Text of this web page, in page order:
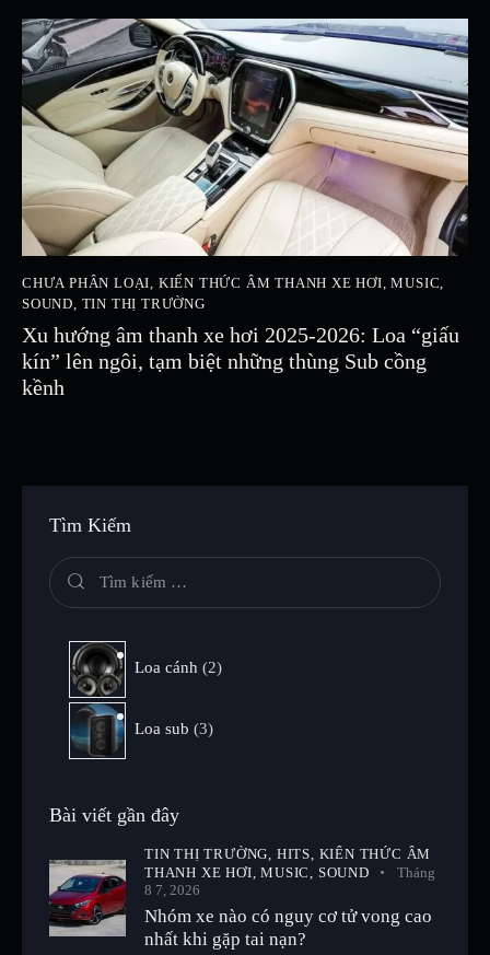
CHƯA PHÂN LOẠI, KIẾN THỨC ÂM THANH XE HƠI,MUSIC,
SOUND, TIN THỊ TRƯỜNG
Xu hướng âm thanh xe hơi 2025-2026: Loa “giấu
kín” lên ngôi, tạm biệt những thùng Sub cồng
kềnh
Tìm Kiếm
Loa cánh 2
Loa sub 3
Bài viết gần đây
TIN THỊ TRƯỜNG, HITS, KIẾN THỨC ÂM
THANH XE HƠI,MUSIC, SOUND
Tháng
8 7, 2026
Nhóm xe nào có nguy cơ tử vong cao
nhất khi gặp tai nạn?